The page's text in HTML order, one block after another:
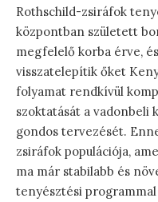
Rothschild-zsiráfok
központban született
megfelelő korba érve,
visszatelepítik őket
folyamat rendkívül
szoktatását a vadonbeli
gondos tervezését.
zsiráfok populációja,
ma már stabilabb és
tenyésztési